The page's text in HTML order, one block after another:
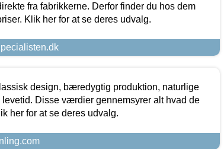
fra fabrikkerne. Derfor finder du hos dem
Klik her for at se deres udvalg.
design, bæredygtig produktion, naturlige
levetid. Disse værdier gennemsyrer alt hvad de
her for at se deres udvalg.